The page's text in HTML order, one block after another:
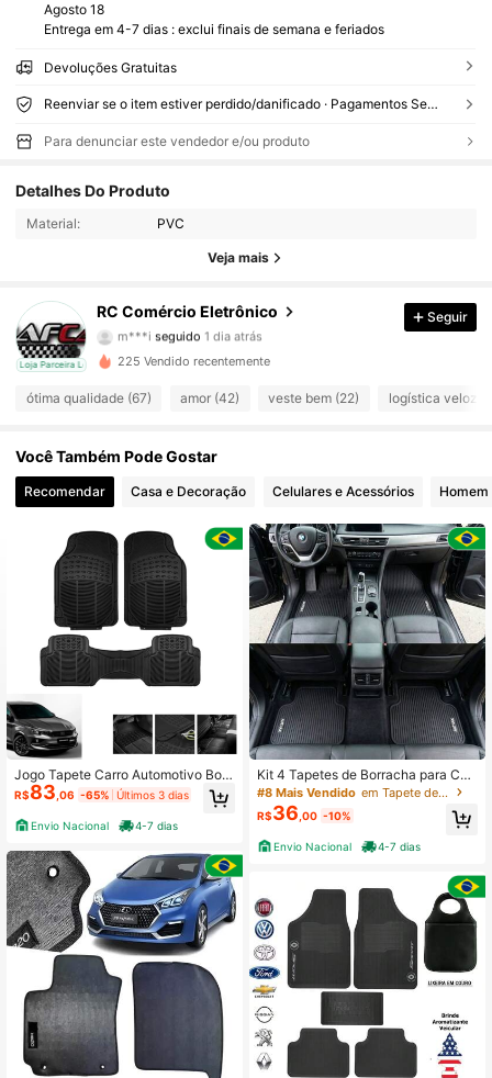
Agosto 18
Entrega em 4-7 dias : exclui finais de semana e feriados
Devoluções Gratuitas
Reenviar se o item estiver perdido/danificado · Pagamentos Seguros · Proteção de privacidade
Para denunciar este vendedor e/ou produto
Detalhes Do Produto
Material: PVC
Veja mais
Loja Parceira Local
RC Comércio Eletrônico
4,89 59 Seguidores
59 Seguidores
4,89
m***i seguido 1 dia atrás
4,89
4,89 59 Seguidores
4,89 59 Seguidores
4,89 59 Seguidores
4,89 59 Seguidores
4,89 59 Seguidores
4,89
Seguir
225 Vendido recentemente
ótima qualidade (67) amor (42) veste bem (22) logística veloz
Você Também Pode Gostar
Recomendar Casa e Decoração Celulares e Acessórios Homem
Jogo Tapete Carro Automotivo Borr
acha Universal 3 Peças Preto
R$83 ,06 -65% Últimos 3 dias
Envio Nacional 4-7 dias
Kit 4 Tapetes de Borracha para Carr
o Universal – Antiderrapante Laváv
el p/ Todos os Modelos
#8 Mais Vendido em Tapete de carro
R$36 ,00 -10%
Envio Nacional 4-7 dias